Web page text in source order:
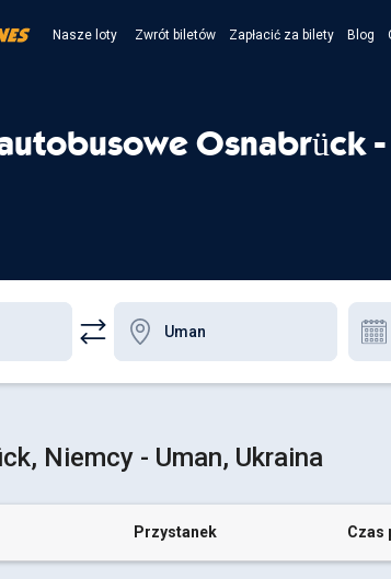
Nasze loty Zwrót biletów Zapłacić za bilety Blog
Osnabrück -
Niemcy - Uman, Ukraina
Przystanek Czas